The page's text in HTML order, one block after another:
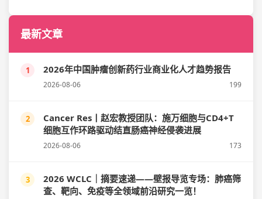
最新文章
1 2026年中国肿瘤创新药行业商业化人才趋势报告
2026-08-06 199
2
Cancer Res丨赵宏教授团队：施万细胞与CD4+T
细胞互作环路驱动结直肠癌神经侵袭进展
2026-08-06 173
3
2026 WCLC｜摘要速递——壁报导览专场：肺癌筛
查、靶向、免疫等全领域前沿研究一览！